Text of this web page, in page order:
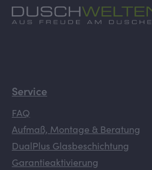
Service
FAQ
Aufmaß, Montage & Beratung
DualPlus Glasbeschichtung
Garantieaktivierung